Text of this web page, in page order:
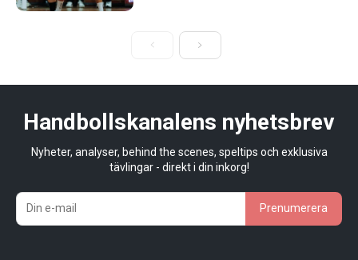
Handbollskanalens nyhetsbrev
Nyheter, analyser, behind the scenes, speltips och exklusiva
tävlingar - direkt i din inkorg!
Prenumerera